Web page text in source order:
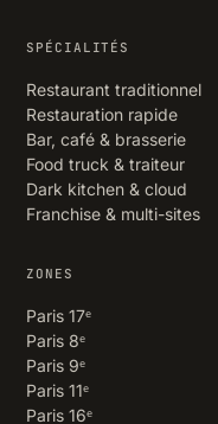
SPÉCIALITÉS
Restaurant traditionnel
Restauration rapide
Bar, café & brasserie
Food truck & traiteur
Dark kitchen & cloud
Franchise & multi-sites
ZONES
Paris 17ᵉ
Paris 8ᵉ
Paris 9ᵉ
Paris 11ᵉ
Paris 16ᵉ